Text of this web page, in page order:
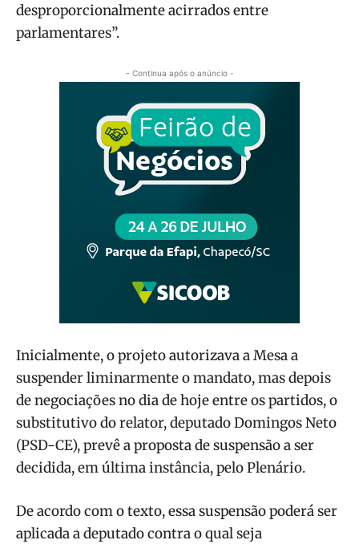
desproporcionalmente acirrados entre
parlamentares”.
- Continua após o anúncio -
Inicialmente, o projeto autorizava a Mesa a
suspender liminarmente o mandato, mas depois
de negociações no dia de hoje entre os partidos, o
substitutivo do relator, deputado Domingos Neto
(PSD-CE), prevê a proposta de suspensão a ser
decidida, em última instância, pelo Plenário.
De acordo com o texto, essa suspensão poderá ser
aplicada a deputado contra o qual seja